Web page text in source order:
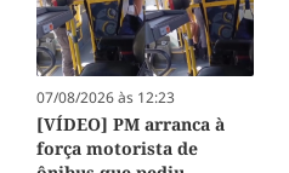
07/08/2026 às 12:23
[VÍDEO] PM arranca à
força motorista de